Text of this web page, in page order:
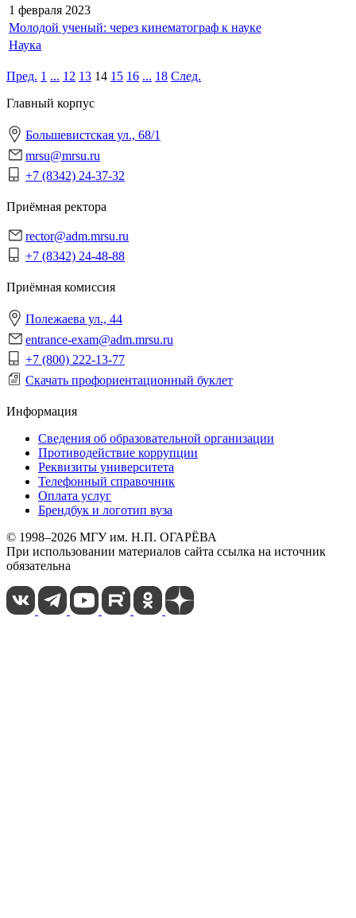
1 февраля 2023
Молодой ученый: через кинематограф к науке
Наука
Пред. 1 ... 12 13 14 15 16 ... 18 След.
Главный корпус
Большевистская ул., 68/1
mrsu@mrsu.ru
+7 (8342) 24-37-32
Приёмная ректора
rector@adm.mrsu.ru
+7 (8342) 24-48-88
Приёмная комиссия
Полежаева ул., 44
entrance-exam@adm.mrsu.ru
+7 (800) 222-13-77
Скачать профориентационный буклет
Информация
Сведения об образовательной организации
Противодействие коррупции
Реквизиты университета
Телефонный справочник
Оплата услуг
Брендбук и логотип вуза
© 1998–2026 МГУ им. Н.П. ОГАРЁВА
При использовании материалов сайта ссылка на источник
обязательна